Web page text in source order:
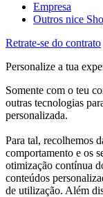
Empresa
Outros nice
Retrate-se do contrato
Personalize a tua
Somente com o teu
outras tecnologias
personalizada.
Para tal, recolhemos
comportamento e os
otimização contínua
conteúdos
de utilização. Além